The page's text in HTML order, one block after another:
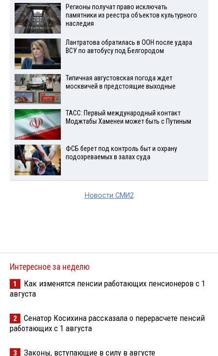
Регионы получат право исключать
памятники из реестра объектов культурного
наследия
Лантратова обратилась в ООН после удара
ВСУ по автобусу под Белгородом
Типичная августовская погода ждет
москвичей в предстоящие выходные
ТАСС: Первый международный контакт
Моджтабы Хаменеи может быть с Путиным
ФСБ берет под контроль быт и охрану
подозреваемых в залах суда
Новости СМИ2
Интересное за неделю
1
Как изменятся пенсии работающих пенсионеров с 1
августа
2
Сенатор Косихина рассказала о перерасчете пенсий
работающих с 1 августа
3 Законы, вступающие в силу в августе